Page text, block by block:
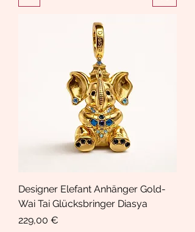
Designer Elefant Anhänger Gold-
Wai Tai Glücksbringer Diasya
Preis
229,00 €